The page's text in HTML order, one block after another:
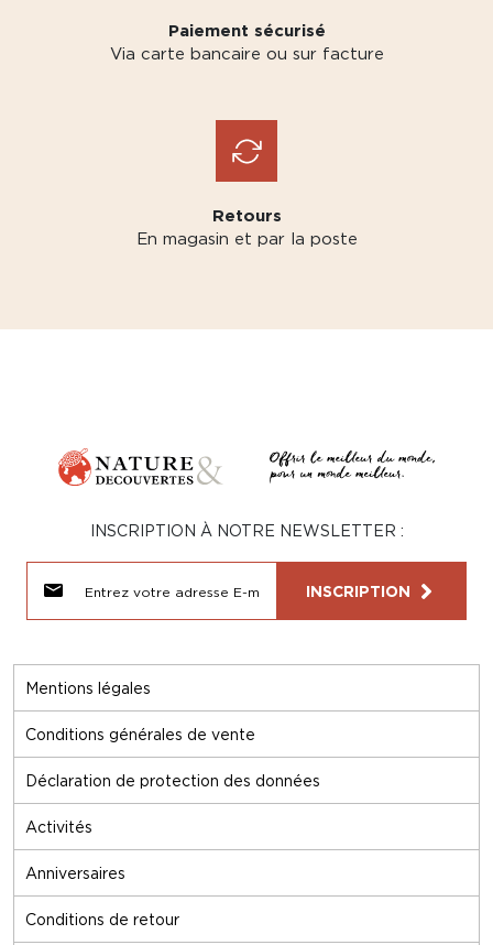
Paiement sécurisé
Via carte bancaire ou sur facture
Retours
En magasin et par la poste
Mentions légales
Conditions générales de vente
Déclaration de protection des données
Activités
Anniversaires
Conditions de retour
INSCRIPTION À NOTRE NEWSLETTER :
INSCRIPTION